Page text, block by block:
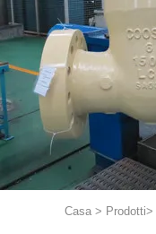
Casa > Prodotti>